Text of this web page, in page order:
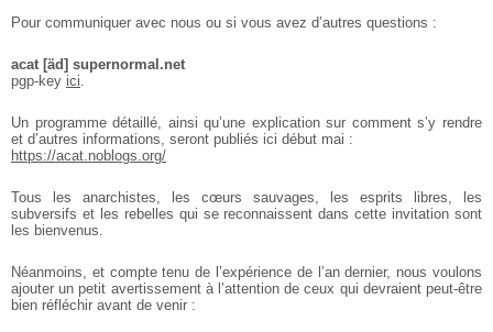
Pour communiquer avec nous ou si vous avez d’autres questions :
acat [äd] supernormal.net
pgp-key ici.
Un programme détaillé, ainsi qu’une explication sur comment s’y rendre
et d’autres informations, seront publiés ici début mai :
https://acat.noblogs.org/
Tous les anarchistes, les cœurs sauvages, les esprits libres, les
subversifs et les rebelles qui se reconnaissent dans cette invitation sont
les bienvenus.
Néanmoins, et compte tenu de l’expérience de l’an dernier, nous voulons
ajouter un petit avertissement à l’attention de ceux qui devraient peut-être
bien réfléchir avant de venir :